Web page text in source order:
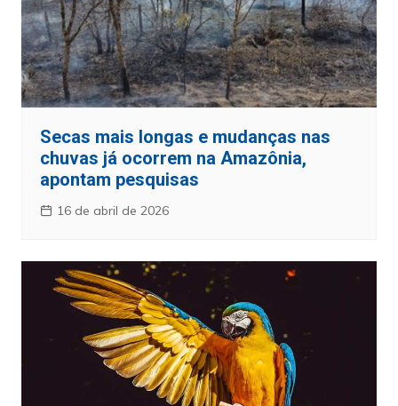
Secas mais longas e mudanças nas
chuvas já ocorrem na Amazônia,
apontam pesquisas
16 de abril de 2026